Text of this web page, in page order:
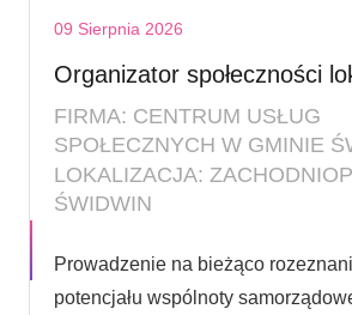
09 Sierpnia 2026
Organizator społeczności
FIRMA: CENTRUM USŁUG
SPOŁECZNYCH W GMINIE
LOKALIZACJA:
ŚWIDWIN
Prowadzenie na bieżąco
potencjału wspólnoty